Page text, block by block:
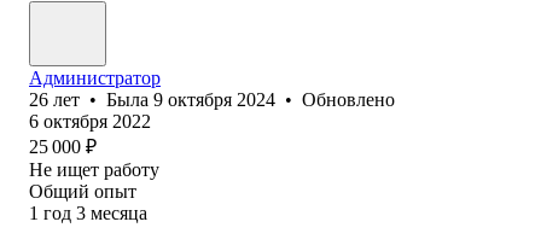
Администратор
26 лет • Была 9 октября 2024 • Обновлено
6 октября 2022
25 000 ₽
Не ищет работу
Общий опыт
1 год 3 месяца